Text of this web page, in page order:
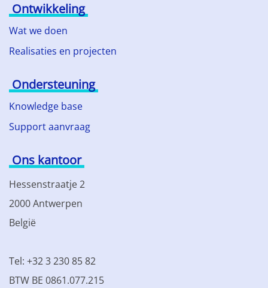
Ontwikkeling
Wat we doen
Realisaties en projecten
Ondersteuning
Knowledge base
Support aanvraag
Ons kantoor
Hessenstraatje 2
2000 Antwerpen
België
Tel: +32 3 230 85 82
BTW BE 0861.077.215